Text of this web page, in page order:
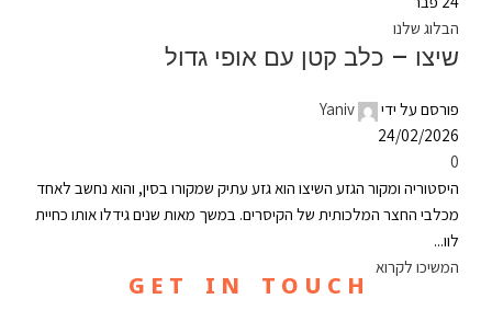
הבלוג שלנו
שיצו – כלב קטן עם אופי גדול
פורסם על ידי
Yaniv
24/02/2026
0
היסטוריה ומקור הגזע השיצו הוא גזע עתיק שמקורו בסין, והוא נחשב לאחד
מכלבי החצר המלכותית של הקיסרים. במשך מאות שנים גידלו אותו כחיית
לוו...
המשיכו לקרוא
G E T I N T O U C H